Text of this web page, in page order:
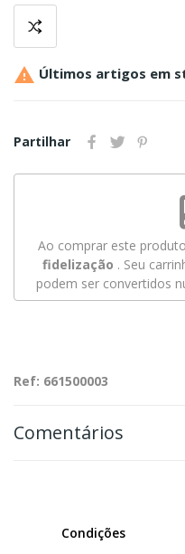
 Últimos artigos em
Partilhar
Ao comprar este
fidelização . Seu
podem ser convertidos
Ref: 661500003
Comentários
Condições